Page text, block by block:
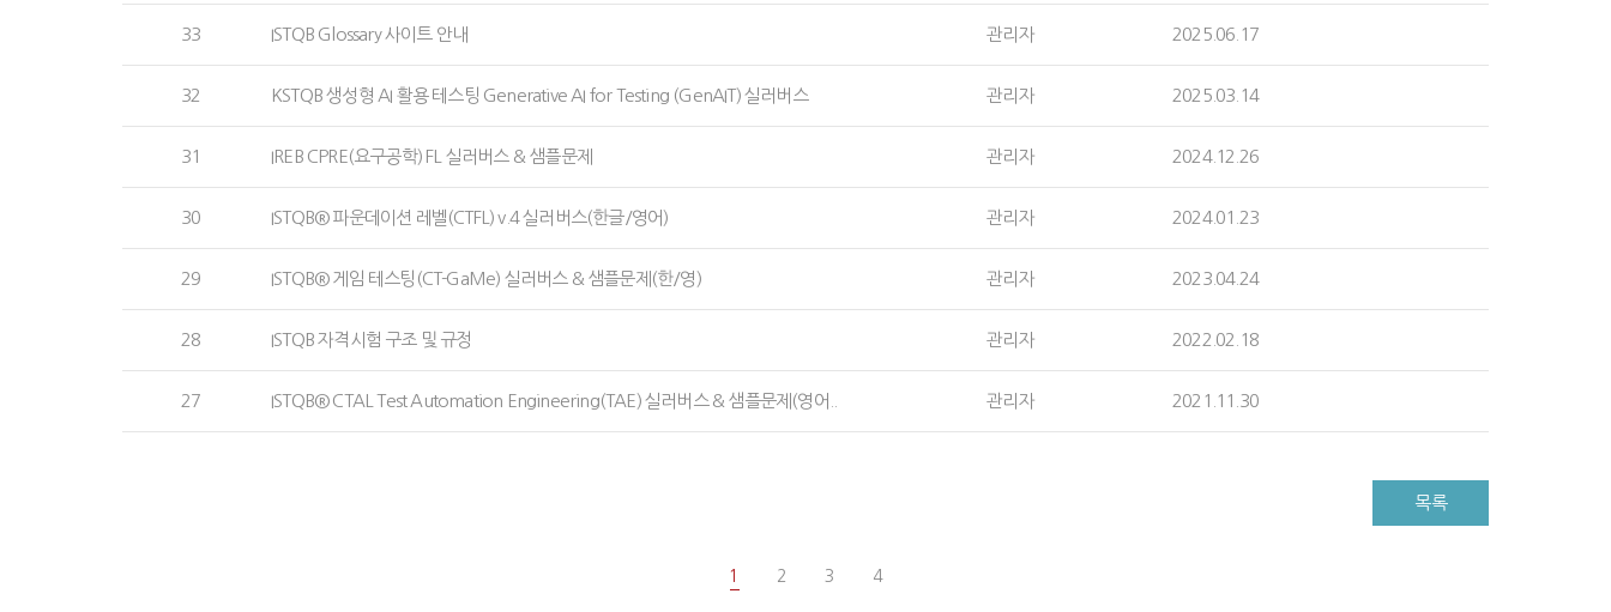
33 ISTQB Glossary 사이트 안내 관리자 2025.06.17
32 KSTQB 생성형 AI 활용 테스팅 Generative AI for Testing (GenAIT) 실러버스 관리자 2025.03.14
31 IREB CPRE(요구공학) FL 실러버스 & 샘플문제 관리자 2024.12.26
30 ISTQB® 파운데이션 레벨(CTFL) v.4 실러버스(한글/영어) 관리자 2024.01.23
29 ISTQB® 게임 테스팅(CT-GaMe) 실러버스 & 샘플문제(한/영) 관리자 2023.04.24
28 ISTQB 자격시험 구조 및 규정 관리자 2022.02.18
27 ISTQB® CTAL Test Automation Engineering(TAE) 실러버스 & 샘플문제(영어.. 관리자 2021.11.30
목록
1 2 3 4